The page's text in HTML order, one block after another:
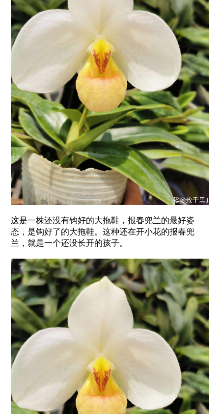
这是一株还没有钩好的大拖鞋，报春兜兰的最好姿
态，是钩好了的大拖鞋。这种还在开小花的报春兜
兰，就是一个还没长开的孩子。